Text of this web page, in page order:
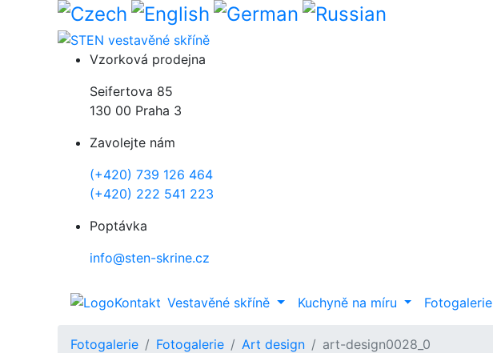
Přejít k hlavnímu obsahu
Vzorková prodejna
Seifertova 85
130 00 Praha 3
Zavolejte nám
(+420) 739 126 464
(+420) 222 541 223
Poptávka
info@sten-skrine.cz
Kontakt Vestavěné skříně Kuchyně na míru Fotogalerie
Fotogalerie Fotogalerie Art design art-design0028_0